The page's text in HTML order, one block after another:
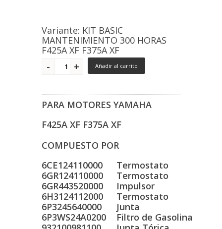
Variante: KIT BASIC
MANTENIMIENTO 300 HORAS
F425A XF F375A XF
Añadir al carrito
PARA MOTORES YAMAHA
F425A XF F375A XF
COMPUESTO POR
6CE124110000
Termostato
6GR124110000
Termostato
6GR443520000
Impulsor
6H3124112000
Termostato
6P3245640000
Junta
6P3WS24A0200
Filtro de Gasolina